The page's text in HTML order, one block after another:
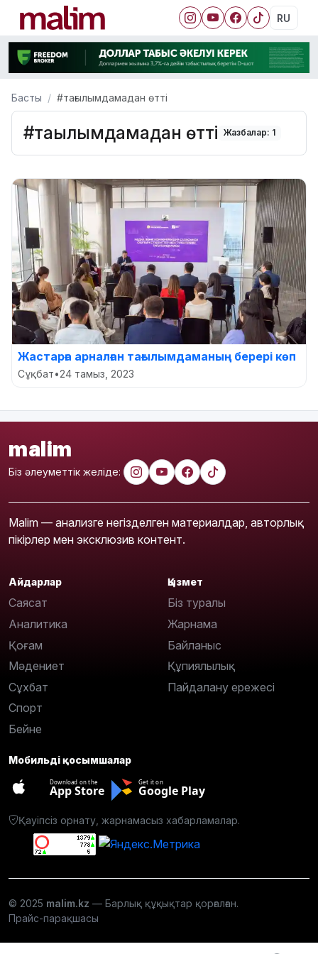
RU
Басты #тағылымдамадан өтті
#тағылымдамадан өтті Жазбалар: 1
Жастарға арналған тағылымдаманың берері көп
Сұқбат•24 тамыз, 2023
malim
Біз әлеуметтік желіде:
Malim — анализге негізделген материалдар, авторлық
пікірлер мен эксклюзив контент.
Айдарлар
Саясат
Аналитика
Қоғам
Мәдениет
Сұхбат
Спорт
Бейне
Қызмет
Біз туралы
Жарнама
Байланыс
Құпиялылық
Пайдалану ережесі
Мобильді қосымшалар
Download on the
App Store
Get it on
Google Play
Қауіпсіз орнату, жарнамасыз хабарламалар.
© 2025 malim.kz — Барлық құқықтар қорғалған.
Прайс-парақшасы